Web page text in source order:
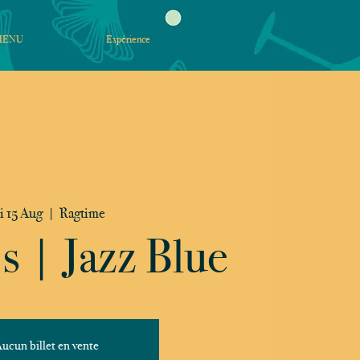
Expérience
15 Aug
  |
Ragtime
| Jazz Blue
billet en vente